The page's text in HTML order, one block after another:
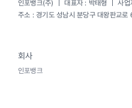
인포뱅크(주) ｜ 대표자 : 박태형 ｜ 사
주소 : 경기도 성남시 분당구 대왕판교
회사
인포뱅크